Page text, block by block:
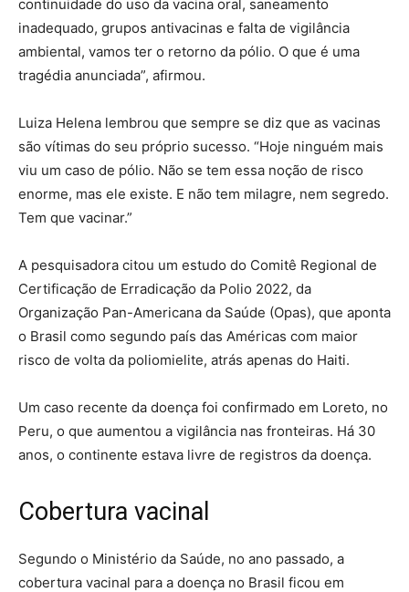
continuidade do uso da vacina oral, saneamento
inadequado, grupos antivacinas e falta de vigilância
ambiental, vamos ter o retorno da pólio. O que é uma
tragédia anunciada”, afirmou.
Luiza Helena lembrou que sempre se diz que as vacinas
são vítimas do seu próprio sucesso. “Hoje ninguém mais
viu um caso de pólio. Não se tem essa noção de risco
enorme, mas ele existe. E não tem milagre, nem segredo.
Tem que vacinar.”
A pesquisadora citou um estudo do Comitê Regional de
Certificação de Erradicação da Polio 2022, da
Organização Pan-Americana da Saúde (Opas), que aponta
o Brasil como segundo país das Américas com maior
risco de volta da poliomielite, atrás apenas do Haiti.
Um caso recente da doença foi confirmado em Loreto, no
Peru, o que aumentou a vigilância nas fronteiras. Há 30
anos, o continente estava livre de registros da doença.
Cobertura vacinal
Segundo o Ministério da Saúde, no ano passado, a
cobertura vacinal para a doença no Brasil ficou em